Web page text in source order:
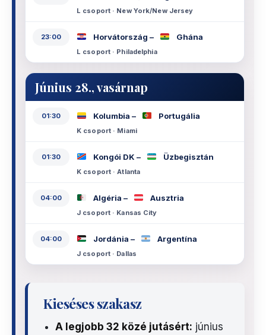
L csoport · New York/New Jersey
23:00 Horvátország – Ghána
L csoport · Philadelphia
Június 28., vasárnap
01:30 Kolumbia – Portugália
K csoport · Miami
01:30 Kongói DK – Üzbegisztán
K csoport · Atlanta
04:00 Algéria – Ausztria
J csoport · Kansas City
04:00 Jordánia – Argentína
J csoport · Dallas
Kieséses szakasz
A legjobb 32 közé jutásért: június